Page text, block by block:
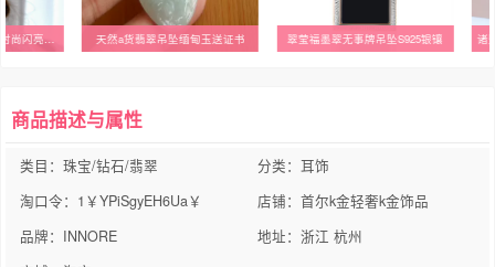
韩国正品纯10K金耳环 时尚闪亮镶钻小珍珠彩金耳扣潮女友礼物 天然a货翡翠吊坠缅甸玉送证书 翠莹福墨翠无事牌吊坠S925银镶 诸
商品描述与属性
类目：珠宝/钻石/翡翠
分类：耳饰
淘口令：1￥YPiSgyEH6Ua￥
店铺：首尔k金轻奢k金饰品
品牌：INNORE
地址：浙江 杭州